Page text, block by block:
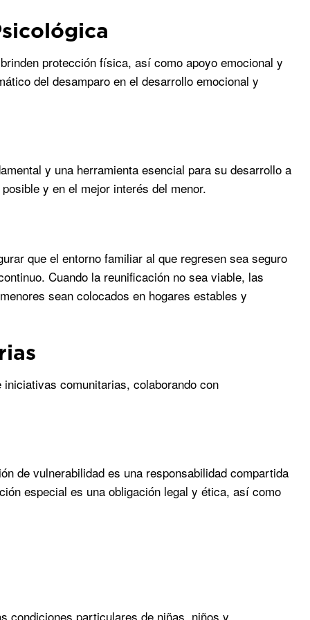
protección física, así como apoyo emocional y
del desamparo en el desarrollo emocional y
y una herramienta esencial para su desarrollo a
y en el mejor interés del menor.
que el entorno familiar al que regresen sea seguro
Cuando la reunificación no sea viable, las
sean colocados en hogares estables y
comunitarias, colaborando con
de vulnerabilidad es una responsabilidad compartida
especial es una obligación legal y ética, así como
condiciones particulares de niñas, niños y